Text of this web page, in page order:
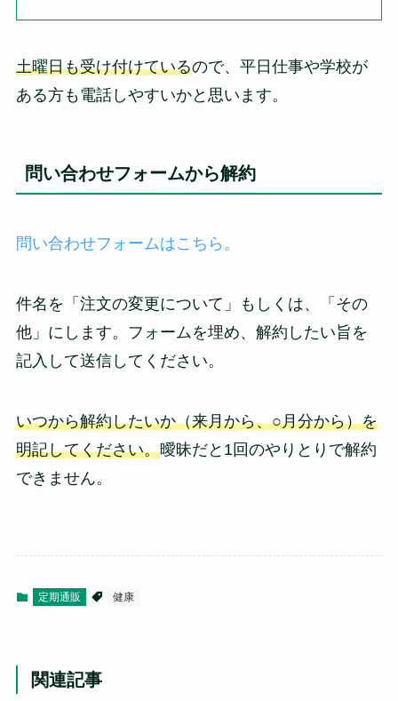
土曜日も受け付けているので、平日仕事や学校が
ある方も電話しやすいかと思います。
問い合わせフォームから解約
問い合わせフォームはこちら。
件名を「注文の変更について」もしくは、「その
他」にします。フォームを埋め、解約したい旨を
記入して送信してください。
いつから解約したいか（来月から、○月分から）を
明記してください。曖昧だと1回のやりとりで解約
できません。
定期通販 健康
関連記事